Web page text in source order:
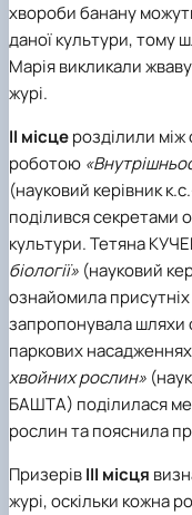
хвороби банану
даної культури, тому
Марія викликали
журі.
ІІ місцерозділили
роботою
(науковий керівник
поділився секретами
культури.Тетяна
біології» (науковий
ознайомила присутніх
запропонувала шляхи
паркових
хвойних рослин»
БАШТА) поділилася
рослин та пояснила
ПризерівІІІ місця
журі, оскільки кожна